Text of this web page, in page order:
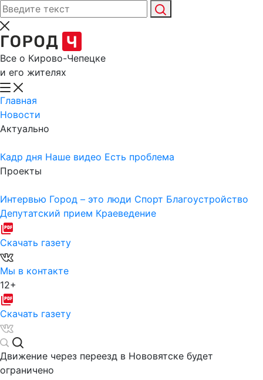
Все о Кирово-Чепецке
и его жителях
Главная
Новости
Актуально
Кадр дня Наше видео Есть проблема
Проекты
Интервью Город – это люди Спорт Благоустройство
Депутатский прием Краеведение
Скачать газету
Мы в контакте
12+
Скачать газету
Движение через переезд в Нововятске будет
ограничено